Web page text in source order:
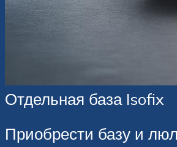
Отдельная база Isofix
Приобрести базу и